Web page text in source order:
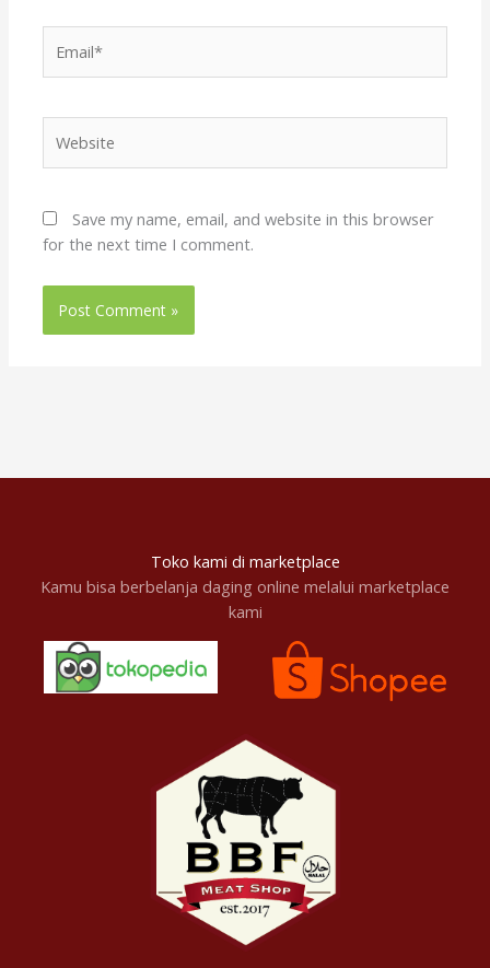
Save my name, email, and website in this browser
for the next time I comment.
Toko kami di marketplace
Kamu bisa berbelanja daging online melalui marketplace
kami